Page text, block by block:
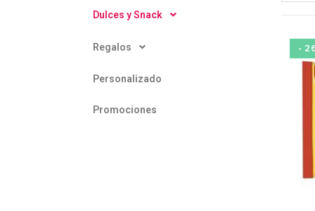
Dulces y Snack
Regalos
Personalizado
Promociones
-